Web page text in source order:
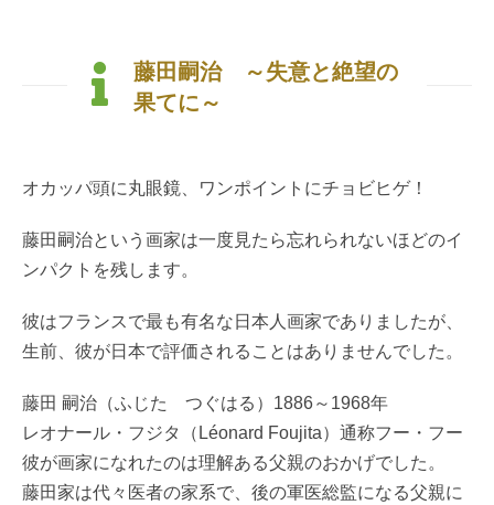
藤田嗣治 ～失意と絶望の
果てに～
オカッパ頭に丸眼鏡、ワンポイントにチョビヒゲ！
藤田嗣治という画家は一度見たら忘れられないほどのイ
ンパクトを残します。
彼はフランスで最も有名な日本人画家でありましたが、
生前、彼が日本で評価されることはありませんでした。
藤田 嗣治（ふじた つぐはる）1886～1968年
レオナール・フジタ（Léonard Foujita）通称フー・フー
彼が画家になれたのは理解ある父親のおかげでした。
藤田家は代々医者の家系で、後の軍医総監になる父親に